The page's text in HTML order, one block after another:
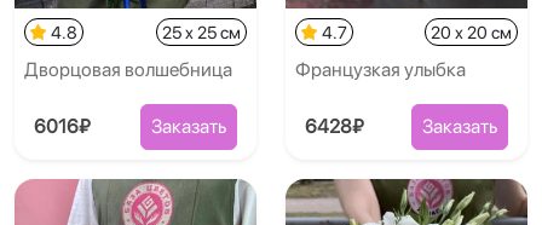
4.8 25 x 25 см
Дворцовая волшебница
6016₽ Заказать
4.7 20 x 20 см
Французкая улыбка
6428₽ Заказать